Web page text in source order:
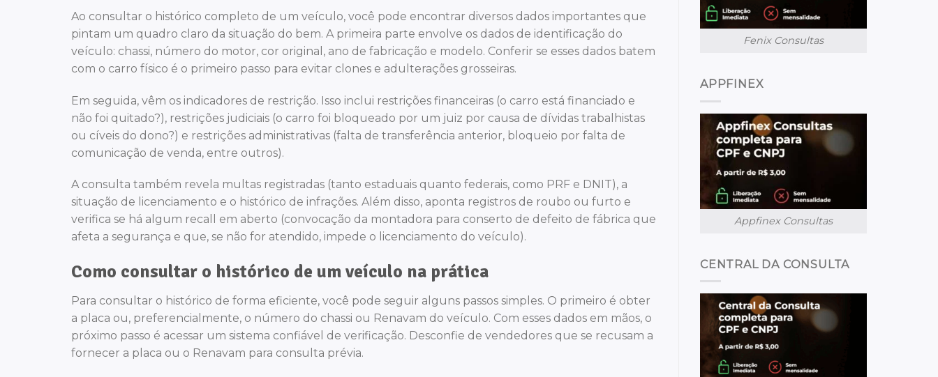
Ao consultar o histórico completo de um veículo, você pode encontrar diversos dados importantes que
pintam um quadro claro da situação do bem. A primeira parte envolve os dados de identificação do
veículo: chassi, número do motor, cor original, ano de fabricação e modelo. Conferir se esses dados batem
com o carro físico é o primeiro passo para evitar clones e adulterações grosseiras.
Em seguida, vêm os indicadores de restrição. Isso inclui restrições financeiras (o carro está financiado e
não foi quitado?), restrições judiciais (o carro foi bloqueado por um juiz por causa de dívidas trabalhistas
ou cíveis do dono?) e restrições administrativas (falta de transferência anterior, bloqueio por falta de
comunicação de venda, entre outros).
A consulta também revela multas registradas (tanto estaduais quanto federais, como PRF e DNIT), a
situação de licenciamento e o histórico de infrações. Além disso, aponta registros de roubo ou furto e
verifica se há algum recall em aberto (convocação da montadora para conserto de defeito de fábrica que
afeta a segurança e que, se não for atendido, impede o licenciamento do veículo).
Como consultar o histórico de um veículo na prática
Para consultar o histórico de forma eficiente, você pode seguir alguns passos simples. O primeiro é obter
a placa ou, preferencialmente, o número do chassi ou Renavam do veículo. Com esses dados em mãos, o
próximo passo é acessar um sistema confiável de verificação. Desconfie de vendedores que se recusam a
fornecer a placa ou o Renavam para consulta prévia.
Fenix Consultas
APPFINEX
Appfinex Consultas
CENTRAL DA CONSULTA